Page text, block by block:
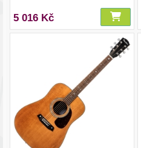
5 016 Kč